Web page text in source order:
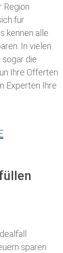
Region
für
kennen alle
In vielen
die
Ihre Offerten
Experten Ihre
sparen